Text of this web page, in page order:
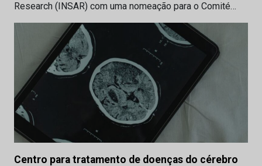
Research (INSAR) com uma nomeação para o Comité…
Centro para tratamento de doenças do cérebro